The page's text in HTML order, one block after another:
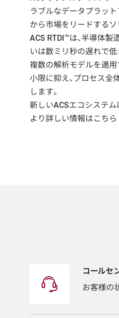
ラブルなデータプラッ
から市場をリードする
ACS RTDI™は、半導体
いは数ミリ秒の遅れで
複数の解析モデルを適用
小限に抑え、プロセス全
します。
新しいACSエコシステム
より詳しい情報はこちら
コールセ
お客様の